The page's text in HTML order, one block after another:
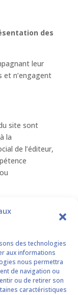
des technologies
aux informations
nous permettra
de navigation ou
ou de retirer son
caractéristiques
des
leur
et n’engagent
site sont
la
de l’éditeur,
produits